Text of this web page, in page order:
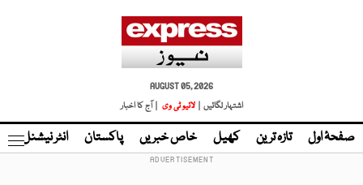
AUGUST 05, 2026
اشتہار لگائیں |
لائیو ٹی وی | آج کا اخبار
صفحۂ اول تازہ ترین کھیل خاص خبریں پاکستان انٹر نیشنل